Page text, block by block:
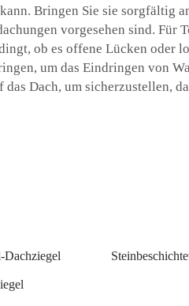
Bringen Sie sie sorgfältig
vorgesehen sind. Für
ob es offene Lücken oder
um das Eindringen von
Dach, um sicherzustellen,
Dachziegel